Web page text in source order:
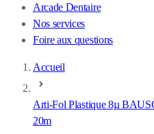
Arcade Dentaire
Nos services
Foire aux questions
Accueil
Arti-Fol Plastique 8µ
20m